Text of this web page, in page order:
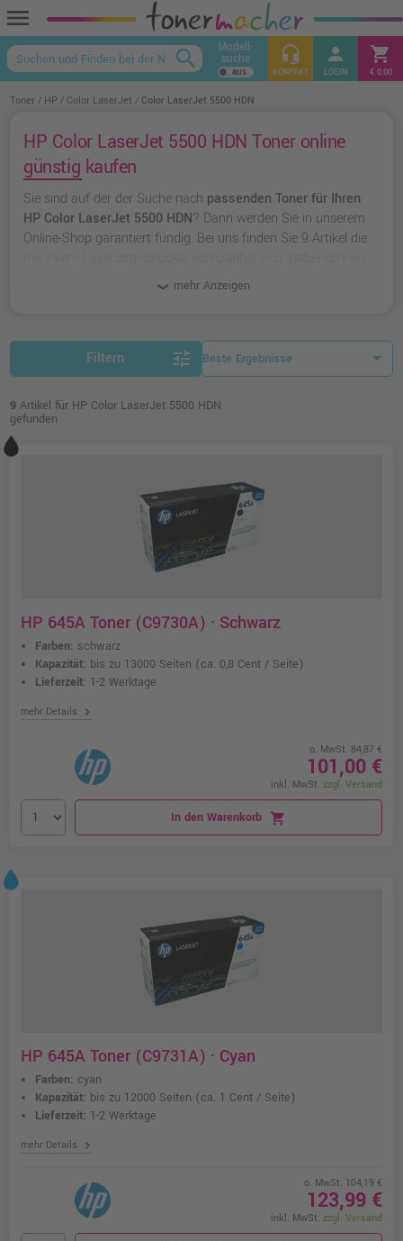
menu
keyboard_arrow_up
search Modell-
suche headset_mic
KONTAKT
person
LOGIN
shopping_cart
€ 0,00
Toner HP Color LaserJet Color LaserJet 5500 HDN
HP Color LaserJet 5500 HDN Toner online
günstig kaufen
Sie sind auf der der Suche nach passenden Toner für Ihren
HP Color LaserJet 5500 HDN? Dann werden Sie in unserem
Online-Shop garantiert fündig. Bei uns finden Sie 9 Artikel die
originalen Toner von HP wählen oder zu
mehr Anzeigen
Filtern tune
9 Artikel für HP Color LaserJet 5500 HDN
gefunden
HP 645A Toner (C9730A) · Schwarz
Farben: schwarz
Kapazität: bis zu 13000 Seiten (ca. 0,8 Cent / Seite)
Lieferzeit: 1-2 Werktage
mehr Details chevron_right
o. MwSt. 84,87 €
101,00 €
inkl. MwSt. zzgl. Versand
In den Warenkorb shopping_cart
HP 645A Toner (C9731A) · Cyan
Farben: cyan
Kapazität: bis zu 12000 Seiten (ca. 1 Cent / Seite)
Lieferzeit: 1-2 Werktage
mehr Details chevron_right
o. MwSt. 104,19 €
123,99 €
inkl. MwSt. zzgl. Versand